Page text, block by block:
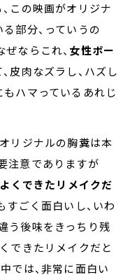
この映画がオリジナ
部分、っていうの
ならこれ、 女性ボー
皮肉なズラし、ハズし
もハマっているあれじ
リジナルの胸糞は本
注意でありますが
くできたリメイクだ
すごく面白いし、いわ
う後味をきっちり残
できたリメイクだと
では、非常に面白い